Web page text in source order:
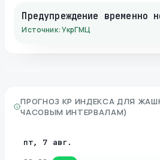
Предупреждение временно
Источник: УкрГМЦ
ПРОГНОЗ KP ИНДЕКСА ДЛЯ
ЧАСОВЫМ ИНТЕРВАЛАМ)
пт, 7 авг.